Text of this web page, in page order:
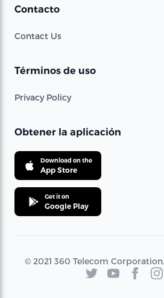
Contacto
Contact Us
Términos de uso
Privacy Policy
Obtener la aplicación
Download on the
App Store
Get it on
Google Play
© 2021 360 Telecom